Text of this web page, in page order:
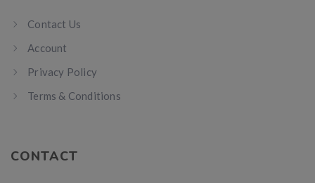
Contact Us
Account
Privacy Policy
Terms & Conditions
CONTACT